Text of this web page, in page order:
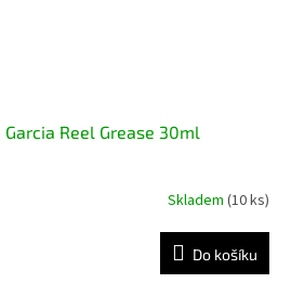
Reel Grease 30ml
Skladem (10 ks)
Do košíku